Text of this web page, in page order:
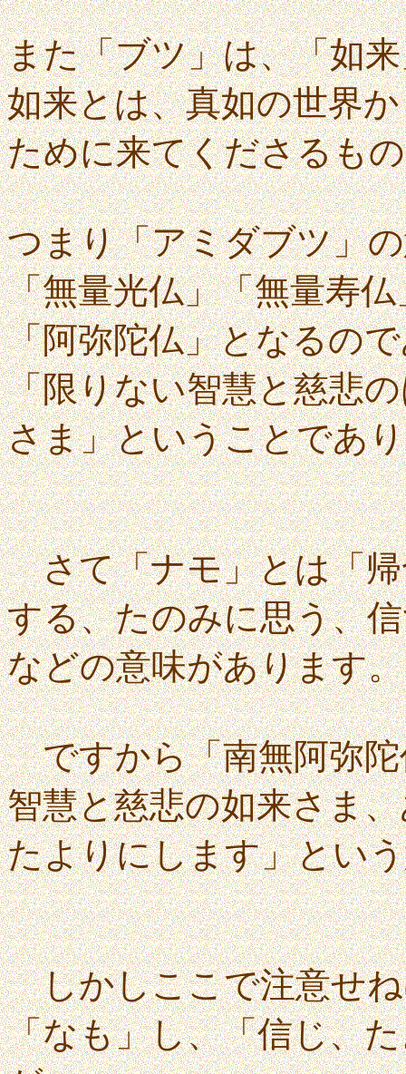
また「ブツ」は、「如
如来とは、真如の世界
ために来てくださるも
つまり「アミダブツ」
「無量光仏」「無量寿
「阿弥陀仏」となるの
「限りない智慧と慈悲
さま」ということであ
さて「ナモ」とは「帰
する、たのみに思う、
などの意味があります。
ですから「南無阿弥陀
智慧と慈悲の如来さま
たよりにします」とい
しかしここで注意せね
「なも」し、「信じ、